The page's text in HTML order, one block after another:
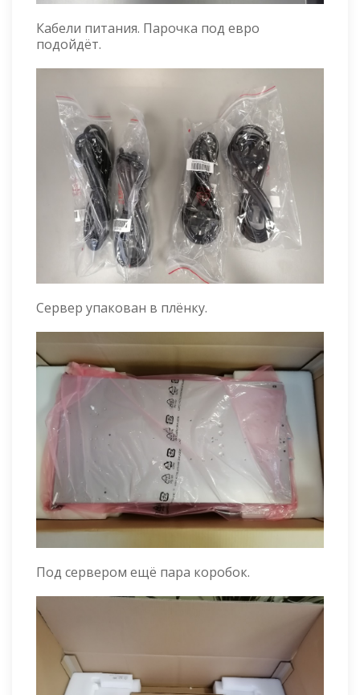
Кабели питания. Парочка под евро
подойдёт.
Сервер упакован в плёнку.
Под сервером ещё пара коробок.